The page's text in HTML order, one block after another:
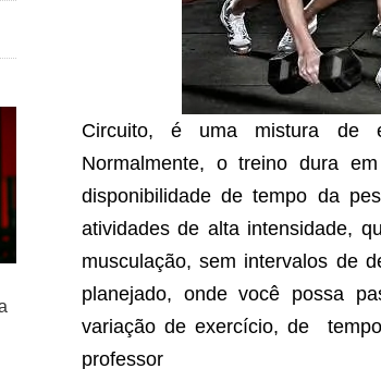
Circuito, é uma mistura de
Normalmente, o treino dura
disponibilidade de tempo da
atividades de alta intensidade,
musculação, sem intervalos de
planejado, onde você possa
variação de exercício, de
professor